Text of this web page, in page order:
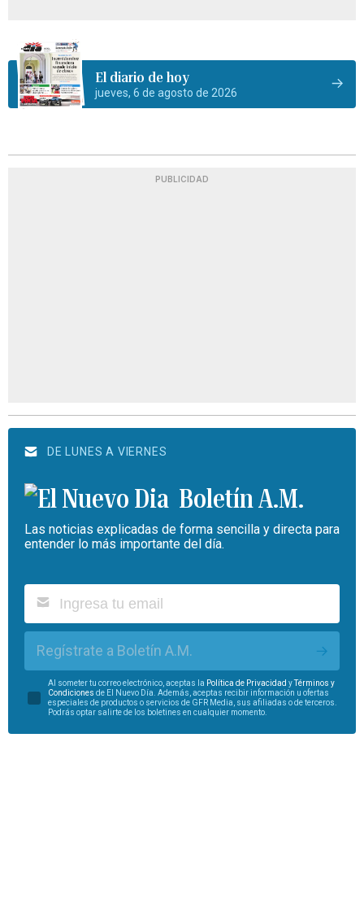
El diario de hoy
jueves, 6 de agosto de 2026
PUBLICIDAD
DE LUNES A VIERNES
Boletín A.M.
Las noticias explicadas de forma sencilla y directa para
entender lo más importante del día.
Regístrate a Boletín A.M.
Al someter tu correo electrónico, aceptas la Política de Privacidad yTérminos y
Condiciones de El Nuevo Día. Además, aceptas recibir información u ofertas
especiales de productos o servicios de GFR Media, sus afiliadas o de terceros.
Podrás optar salirte de los boletines en cualquier momento.